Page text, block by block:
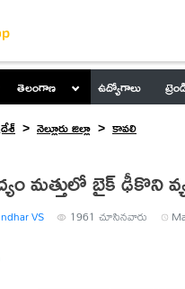
తెలంగాణ ఉద్యోగాలు
నెల్లూరు జిల్లా కావలి
మత్తులో బైక్‌ ఢీకొని
VS 1961 చూసినవారు